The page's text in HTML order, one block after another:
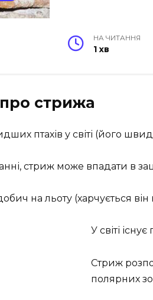
НА ЧИТАННЯ
1 хв
про стрижа
птахів у світі (його
стриж може впадати в
на льоту (харчується
У світі
Стриж
полярних